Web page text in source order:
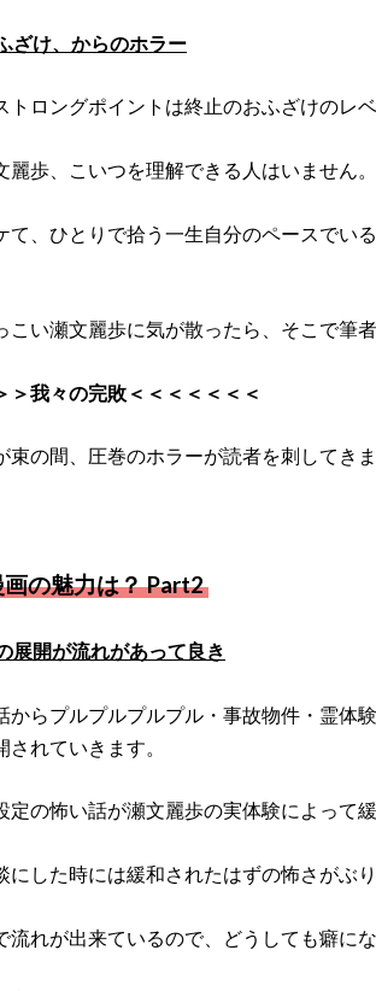
ざけ、からのホラー
トロングポイントは終止のおふざけのレ
麗歩、こいつを理解できる人はいません。
て、ひとりで拾う一生自分のペースでい
こい瀬文麗歩に気が散ったら、そこで筆
＞我々の完敗＜＜＜＜＜＜＜
束の間、圧巻のホラーが読者を刺してき
画の魅力は？ Part2
展開が流れがあって良き
からプルプルプルプル・事故物件・霊体
れていきます。
定の怖い話が瀬文麗歩の実体験によって
にした時には緩和されたはずの怖さがぶり
流れが出来ているので、どうしても癖にな